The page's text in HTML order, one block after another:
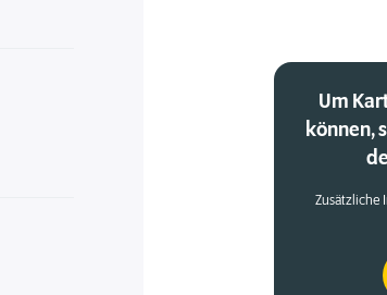
Um
können,
Zusätzliche